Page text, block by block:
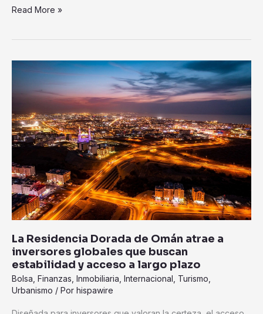
Read More »
La Residencia Dorada de Omán atrae a
inversores globales que buscan
estabilidad y acceso a largo plazo
Bolsa, Finanzas, Inmobiliaria, Internacional, Turismo,
Urbanismo / Por hispawire
Residencia
Dorada
Omán
atrae
a
inversores
globales
que
buscan
estabilidad
acceso
a
largo
plazo